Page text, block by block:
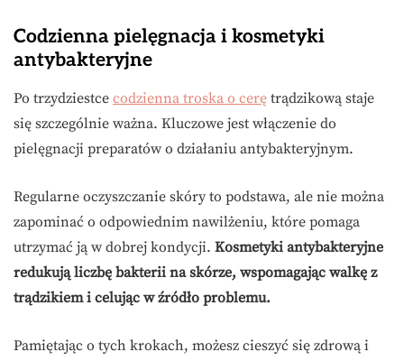
Codzienna pielęgnacja i kosmetyki
antybakteryjne
Po trzydziestce codzienna troska o cerę trądzikową staje
się szczególnie ważna. Kluczowe jest włączenie do
pielęgnacji preparatów o działaniu antybakteryjnym.
Regularne oczyszczanie skóry to podstawa, ale nie można
zapominać o odpowiednim nawilżeniu, które pomaga
utrzymać ją w dobrej kondycji. Kosmetyki antybakteryjne
redukują liczbę bakterii na skórze, wspomagając walkę z
trądzikiem i celując w źródło problemu.
Pamiętając o tych krokach, możesz cieszyć się zdrową i